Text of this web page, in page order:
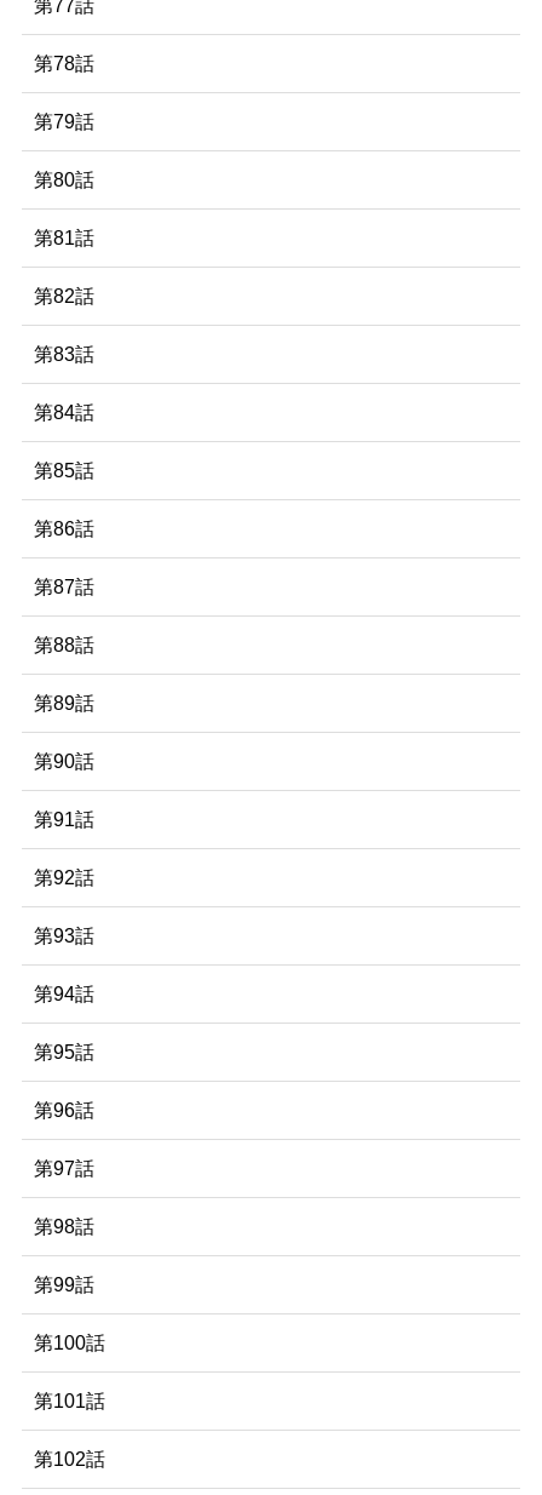
第77話
第78話
第79話
第80話
第81話
第82話
第83話
第84話
第85話
第86話
第87話
第88話
第89話
第90話
第91話
第92話
第93話
第94話
第95話
第96話
第97話
第98話
第99話
第100話
第101話
第102話